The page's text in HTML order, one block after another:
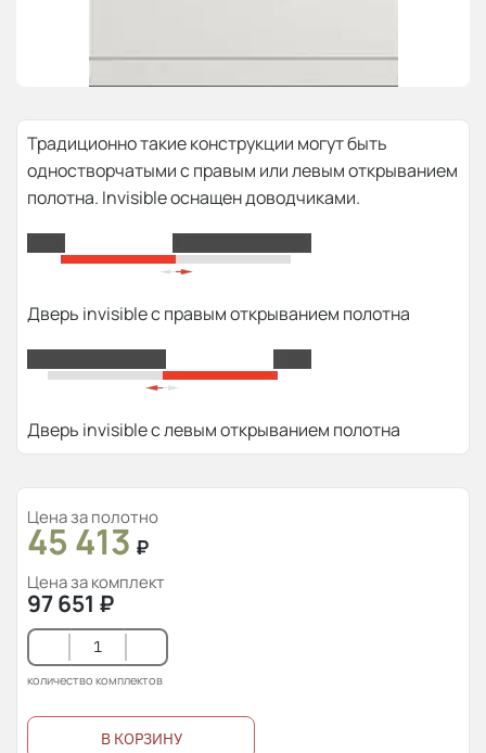
Традиционно такие конструкции могут быть
одностворчатыми с правым или левым открыванием
полотна. Invisible оснащен доводчиками.
Дверь invisible с правым открыванием полотна
Дверь invisible с левым открыванием полотна
Цена за полотно
45 413 ₽
Цена за комплект
97 651 ₽
количество комплектов
В КОРЗИНУ